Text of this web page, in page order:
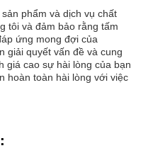
phẩm và dịch vụ chất
tôi và đảm bảo rằng tấm
ứng mong đợi của
giải quyết vấn đề và cung
giá cao sự hài lòng của bạn
hoàn toàn hài lòng với việc